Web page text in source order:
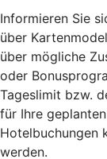
Informieren Sie
über
über mögliche
oder
Tageslimit bzw.
für Ihre
Hotelbuchungen
werden.